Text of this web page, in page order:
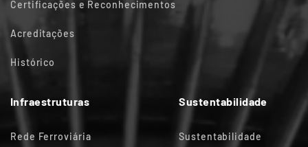
Certificações e Reconhecimentos
Acreditações
Histórico
Infraestruturas
Rede Ferroviária
Sustentabilidade
Sustentabilidade